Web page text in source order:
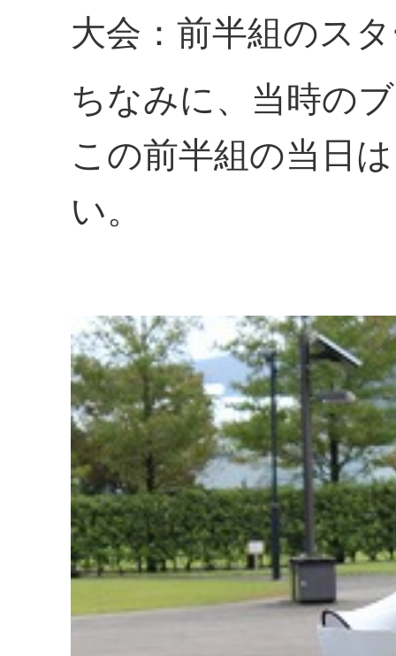
大会：前半組のス
ちなみに、当時の
この前半組の当日
い。